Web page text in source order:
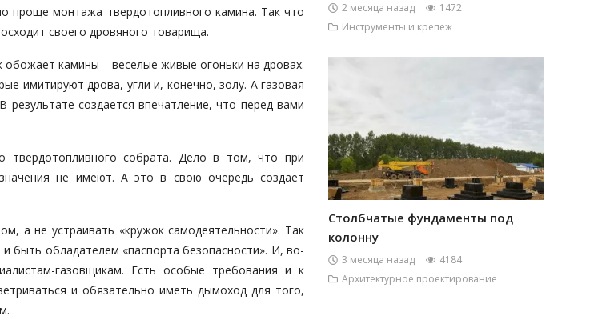
проще монтажа твердотопливного камина. Так что
своего дровяного товарища.
обожает камины – веселые живые огоньки на дровах.
имитируют дрова, угли и, конечно, золу. А газовая
создается впечатление, что перед вами
твердотопливного собрата. Дело в том, что при
не имеют. А это в свою очередь создает
а не устраивать «кружок самодеятельности». Так
быть обладателем «паспорта безопасности». И, во-
газовщикам. Есть особые требования и к
и обязательно иметь дымоход для того,
2 месяца назад
1472
Инструменты и крепеж
Столбчатые фундаменты под
колонну
3 месяца назад
4184
Архитектурное проектирование